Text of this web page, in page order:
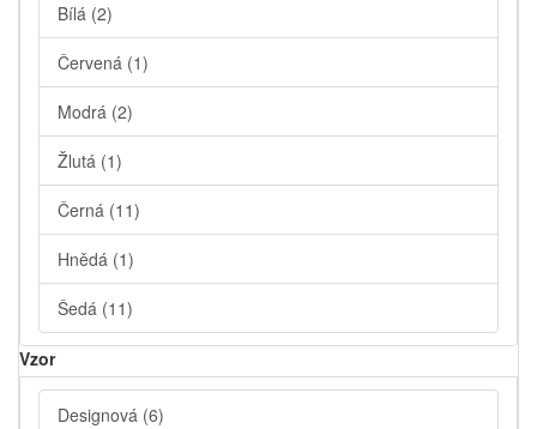
Bílá (2)
Červená (1)
Modrá (2)
Žlutá (1)
Černá (11)
Hnědá (1)
Šedá (11)
Vzor
Designová (6)